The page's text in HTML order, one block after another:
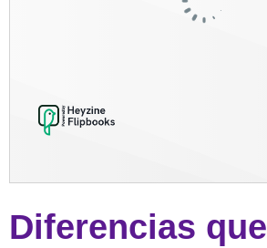
Diferencias que